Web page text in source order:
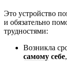
Это устройство
и обязательно
трудностями:
Возникла
самому себе